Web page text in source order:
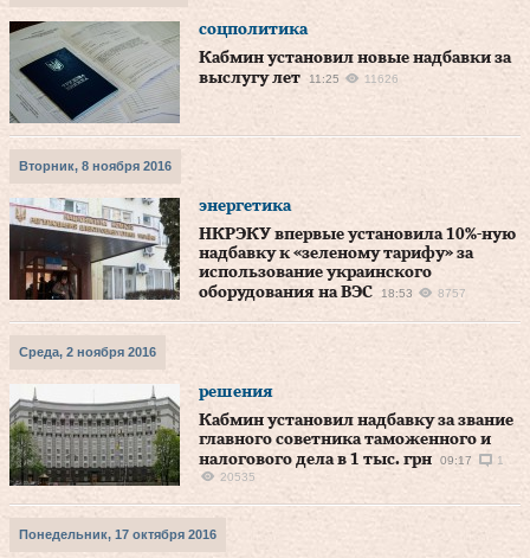
соцполитика
Кабмин установил новые надбавки за
выслугу лет
11:25 11626
Вторник, 8 ноября 2016
энергетика
НКРЭКУ впервые установила 10%-ную
надбавку к «зеленому тарифу» за
использование украинского
оборудования на ВЭС
18:53 8757
Среда, 2 ноября 2016
решения
Кабмин установил надбавку за звание
главного советника таможенного и
налогового дела в 1 тыс. грн
09:17
1
20535
Понедельник, 17 октября 2016